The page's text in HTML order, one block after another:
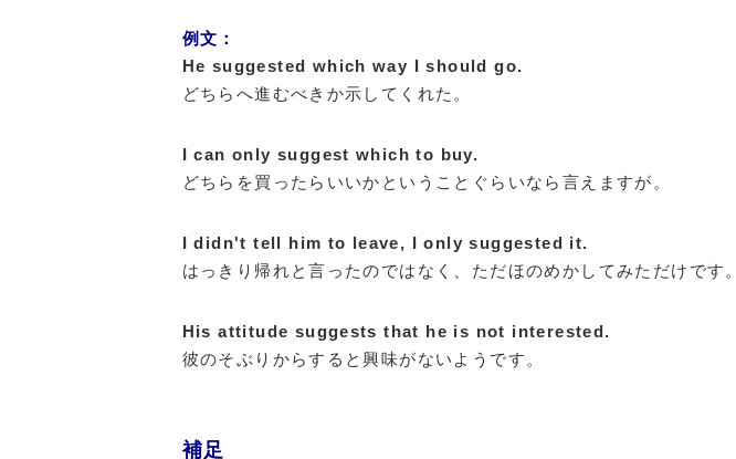
例文：
He suggested which way I should go.
どちらへ進むべきか示してくれた。
I can only suggest which to buy.
どちらを買ったらいいかということぐらいなら言えますが。
I didn't tell him to leave, I only suggested it.
はっきり帰れと言ったのではなく、ただほのめかしてみただけです。
His attitude suggests that he is not interested.
彼のそぶりからすると興味がないようです。
補足